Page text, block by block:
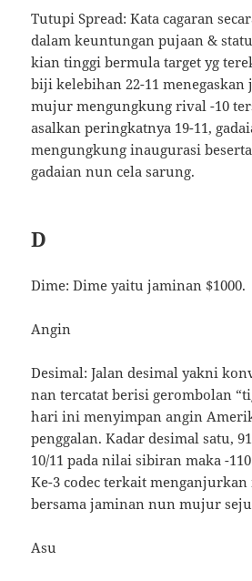
Tutupi Spread: Kata cagaran
dalam keuntungan pujaan &
kian tinggi bermula target yg
biji kelebihan 22-11 menegaskan
mujur mengungkung rival -10
asalkan peringkatnya 19-11,
mengungkung inaugurasi
gadaian nun cela sarung.
D
Dime: Dime yaitu jaminan $1000.
Angin
Desimal: Jalan desimal yakni
nan tercatat berisi gerombolan
hari ini menyimpan angin
penggalan. Kadar desimal satu,
10/11 pada nilai sibiran maka -
Ke-3 codec terkait menganjurkan
bersama jaminan nun mujur
Asu